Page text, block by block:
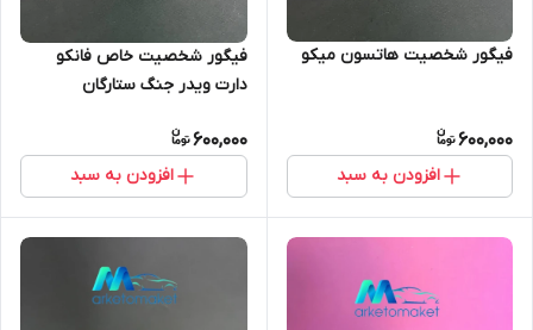
فیگور شخصیت هاتسون میکو
600,000
افزودن به سبد
فیگور شخصیت خاص فانکو
دارت ویدر جنگ ستارگان
600,000
افزودن به سبد